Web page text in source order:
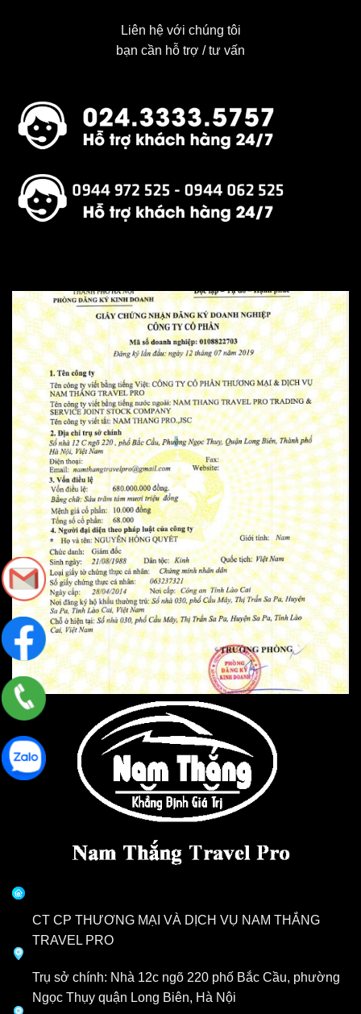
Liên hệ với chúng tôi
bạn cần hỗ trợ / tư vấn
CT CP THƯƠNG MẠI VÀ DỊCH VỤ NAM THẮNG
TRAVEL PRO
Trụ sở chính: Nhà 12c ngõ 220 phố Bắc Cầu, phường
Ngọc Thụy quận Long Biên, Hà Nội